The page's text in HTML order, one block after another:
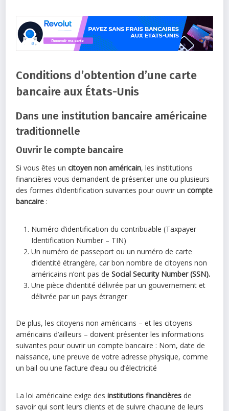
Conditions d’obtention d’une carte
bancaire aux États-Unis
Dans une institution bancaire américaine
traditionnelle
Ouvrir le compte bancaire
Si vous êtes uncitoyen non américain, les institutions
financières vous demandent de présenter une ou plusieurs
des formes d’identification suivantes pour ouvrir uncompte
bancaire :
Numéro d’identification du contribuable (Taxpayer
Identification Number – TIN)
Un numéro de passeport ou un numéro de carte
d’identité étrangère, car bon nombre de citoyens non
américains n’ont pas deSocial Security Number (SSN).
Une pièce d’identité délivrée par un gouvernement et
délivrée par un pays étranger
De plus, les citoyens non américains – et les citoyens
américains d’ailleurs – doivent présenter les informations
suivantes pour ouvrir un compte bancaire : Nom, date de
naissance, une preuve de votre adresse physique, comme
un bail ou une facture d’eau ou d’électricité
La loi américaine exige desinstitutions financières de
savoir qui sont leurs clients et de suivre chacune de leurs